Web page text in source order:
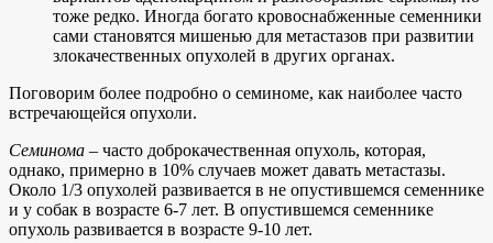
тоже редко. Иногда богато кровоснабженные семенники
сами становятся мишенью для метастазов при развитии
злокачественных опухолей в других органах.
Поговорим более подробно о семиноме, как наиболее часто
встречающейся опухоли.
Семинома – часто доброкачественная опухоль, которая,
однако, примерно в 10% случаев может давать метастазы.
Около 1/3 опухолей развивается в не опустившемся семеннике
и у собак в возрасте 6-7 лет. В опустившемся семеннике
опухоль развивается в возрасте 9-10 лет.